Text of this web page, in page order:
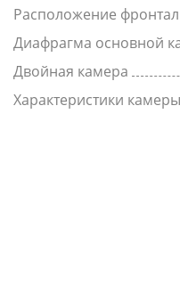
Расположение
Диафрагма основной
Двойная камера
Характеристики камеры